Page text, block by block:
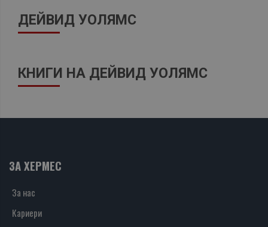
ДЕЙВИД УОЛЯМС
КНИГИ НА ДЕЙВИД УОЛЯМС
ЗА ХЕРМЕС
За нас
Кариери